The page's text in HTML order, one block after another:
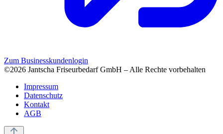
Zum Businesskundenlogin
©2026 Jantscha Friseurbedarf GmbH – Alle Rechte vorbehalten
Impressum
Datenschutz
Kontakt
AGB